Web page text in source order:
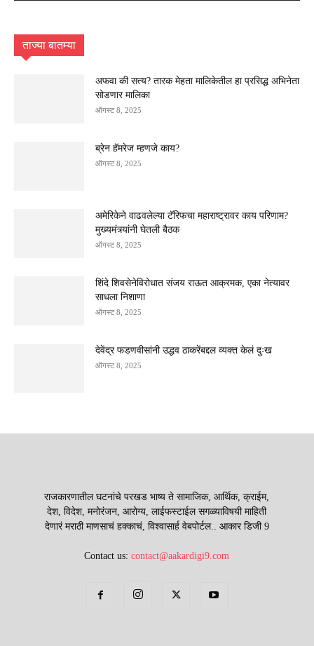
ताज्या बातम्या
अफवा की सत्य? तारक मेहता मालिकेतील हा प्रसिद्ध अभिनेता
सोडणार मालिका
ऑगस्ट 8, 2025
ब्रेन हॅमरेज म्हणजे काय?
ऑगस्ट 8, 2025
अमेरिकेने वाढवलेल्या टॅरिफचा महाराष्ट्रावर काय परिणाम?
मुख्यमंत्र्यांनी घेतली बैठक
ऑगस्ट 8, 2025
शिंदे शिवसेनेविरोधात संजय राऊत आक्रमक, एका नेत्यावर
साधला निशाणा
ऑगस्ट 8, 2025
देवेंद्र फडणवीसांनी उद्धव ठाकरेंबद्दल व्यक्त केलं दुःख
ऑगस्ट 8, 2025
राजकारणातील घटनांचे परखड भाष्य ते सामाजिक, आर्थिक, क्राईम,
देश, विदेश, मनोरंजन, आरोग्य, लाईफस्टाईल सगळ्याविषयी माहिती
देणारं मराठी माणसाचं हक्काचं, विश्वासार्ह वेबपोर्टल.. आकार डिजी 9
Contact us:contact@aakardigi9.com